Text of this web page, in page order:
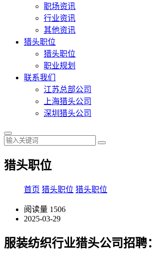
职场资讯
行业资讯
其他资讯
猎头职位
猎头职位
职业规划
联系我们
江苏总部公司
上海猎头公司
深圳猎头公司
猎头职位
首页 猎头职位 猎头职位
阅读量 1506
2025-03-29
服装纺织行业猎头公司招